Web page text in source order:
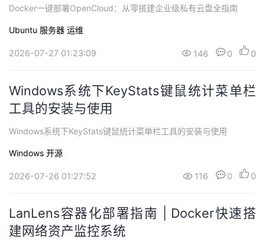
Docker一键部署OpenCloud：从零搭建企业级私有云盘全指南
Ubuntu 服务器 运维
2026-07-27 01:23:09 146 0 0
Windows系统下KeyStats键鼠统计菜单栏
工具的安装与使用
Windows系统下KeyStats键鼠统计菜单栏工具的安装与使用
Windows 开源
2026-07-26 01:27:52 116 0 0
LanLens容器化部署指南 | Docker快速搭
建网络资产监控系统